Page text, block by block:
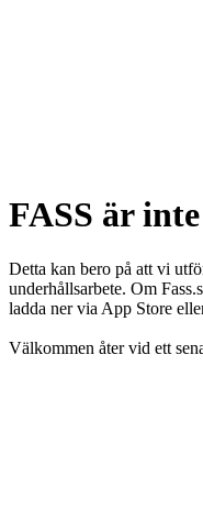
FASS är
Detta kan bero på att vi
underhållsarbete. Om
ladda ner via App Store
Välkommen åter vid ett